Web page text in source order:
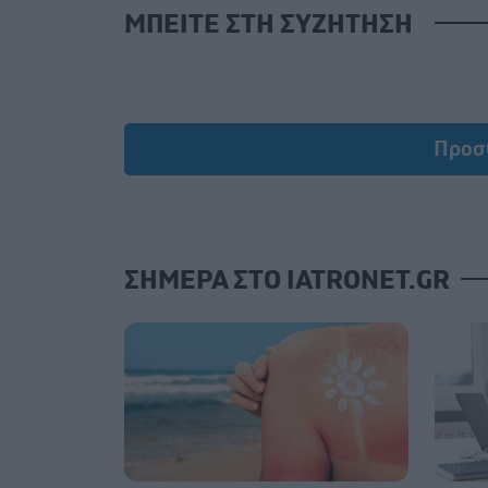
ΜΠΕΙΤΕ ΣΤΗ ΣΥΖΗΤΗΣΗ
ΣΗΜΕΡΑ ΣΤΟ IATRONET.GR